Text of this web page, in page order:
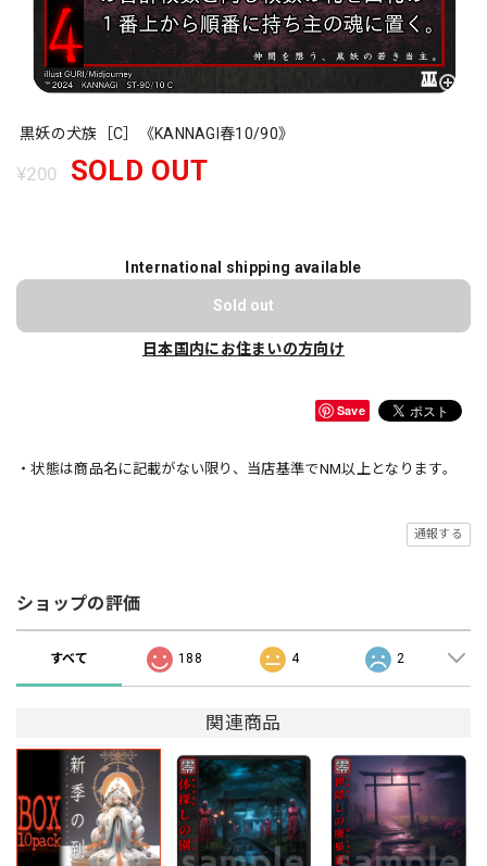
黒妖の犬族［C］《KANNAGI春10/90》
¥200 SOLD OUT
International shipping available
Sold out
日本国内にお住まいの方向け
Save
・状態は商品名に記載がない限り、当店基準でNM以上となります。
通報する
ショップの評価
すべて 188 4 2
関連商品